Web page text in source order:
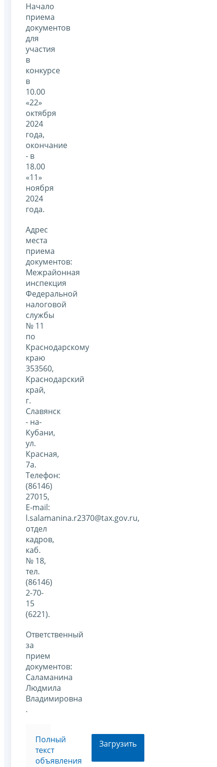
Начало
приема
документов
для
участия
в
конкурсе
в
10.00
«22»
октября
2024
года,
окончание
- в
18.00
«11»
ноября
2024
года.
Адрес
места
приема
документов:
Межрайонная
инспекция
Федеральной
налоговой
службы
№ 11
по
Краснодарскому
краю
353560,
Краснодарский
край,
г.
Славянск
- на-
Кубани,
ул.
Красная,
7а.
Телефон:
(86146)
27015,
Е-mail:
l.salamanina.r2370@tax.gov.ru,
отдел
кадров,
каб.
№ 18,
тел.
(86146)
2-70-
15
(6221).
Ответственный
за
прием
документов:
Саламанина
Людмила
Владимировна
.
Полный
текст
объявления
Загрузить